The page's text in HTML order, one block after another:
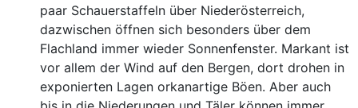
paar Schauerstaffeln über Niederösterreich,
dazwischen öffnen sich besonders über dem
Flachland immer wieder Sonnenfenster. Markant ist
vor allem der Wind auf den Bergen, dort drohen in
exponierten Lagen orkanartige Böen. Aber auch